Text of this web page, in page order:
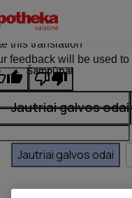
Šampūnai
Jautriai galvos odai
Jautriai galvos odai
text
this translation
feedback will be used